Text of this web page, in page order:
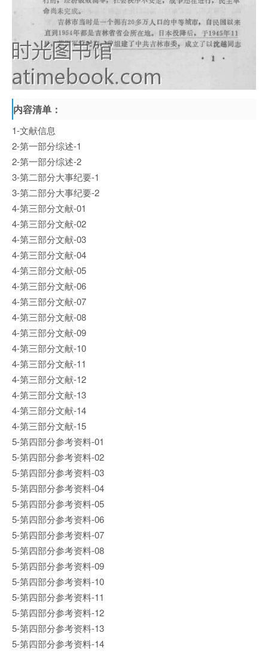
内容清单：
1-文献信息
2-第一部分综述-1
2-第一部分综述-2
3-第二部分大事纪要-1
3-第二部分大事纪要-2
4-第三部分文献-01
4-第三部分文献-02
4-第三部分文献-03
4-第三部分文献-04
4-第三部分文献-05
4-第三部分文献-06
4-第三部分文献-07
4-第三部分文献-08
4-第三部分文献-09
4-第三部分文献-10
4-第三部分文献-11
4-第三部分文献-12
4-第三部分文献-13
4-第三部分文献-14
4-第三部分文献-15
5-第四部分参考资料-01
5-第四部分参考资料-02
5-第四部分参考资料-03
5-第四部分参考资料-04
5-第四部分参考资料-05
5-第四部分参考资料-06
5-第四部分参考资料-07
5-第四部分参考资料-08
5-第四部分参考资料-09
5-第四部分参考资料-10
5-第四部分参考资料-11
5-第四部分参考资料-12
5-第四部分参考资料-13
5-第四部分参考资料-14